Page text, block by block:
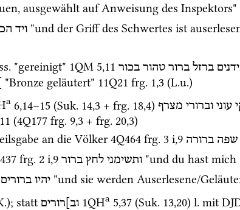
ausgewählt auf Anweisung des Inspektors"
ויד "und der Griff des Schwertes ist
"gereinigt" 1QM 5,11 ברזל ברור טהור בכור
"Bronze geläutert" 11Q21 frg. 1,3 (L.u.)
a 6,14–15 (Suk. 14,3 + frg. 18,4) עוני וברורי מצרף
(4Q177 frg. 9,3 + frg. 20,3)
an die Völker 4Q464 frg. 3 i,9 שפה ברורה
frg. 2 i,9 ותשימני לחץ ברור "und du hast mich
יהיו ברורים "und sie werden Auserlesene/
); statt וב]רורים 1QHa 5,37 (Suk. 13,20) l. mit